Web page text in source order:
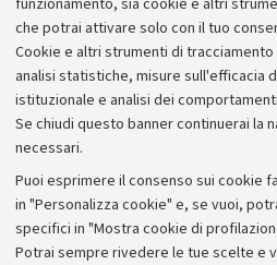
funzionamento, sia cookie e altri
che potrai attivare solo con il tuo
Cookie e altri strumenti di
analisi statistiche, misure sull'efficacia
istituzionale e analisi dei
Se chiudi questo banner continuerai la
necessari.
Puoi esprimere il consenso sui cookie
in "Personalizza cookie" e, se vuoi,
specifici in "Mostra cookie di
Potrai sempre rivedere le tue scelte e
Archivio
Comunicati